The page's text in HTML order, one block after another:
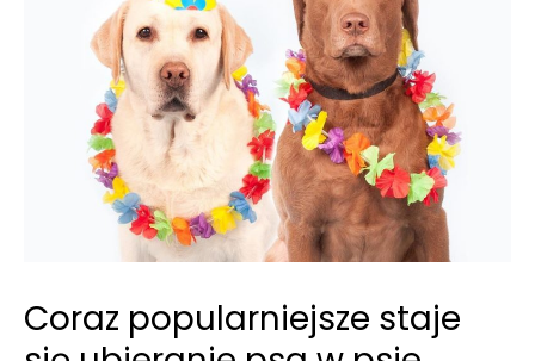
Coraz popularniejsze staje